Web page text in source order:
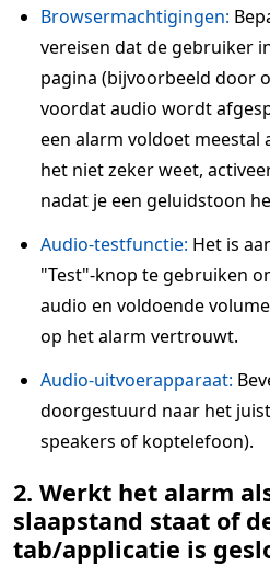
Browsermachtigingen:
vereisen dat de gebruiker
pagina (bijvoorbeeld door
voordat audio wordt
een alarm voldoet meestal
het niet zeker weet,
nadat je een geluidstoon
Audio-testfunctie: Het is
"Test"-knop te gebruiken
audio en voldoende
op het alarm vertrouwt.
Audio-uitvoerapparaat:
doorgestuurd naar het
speakers of koptelefoon).
2. Werkt het alarm
slaapstand staat of
tab/applicatie is